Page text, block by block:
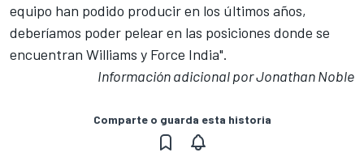
equipo han podido producir en los últimos años,
deberíamos poder pelear en las posiciones donde se
encuentran Williams y Force India".
Información adicional por Jonathan Noble
Comparte o guarda esta historia